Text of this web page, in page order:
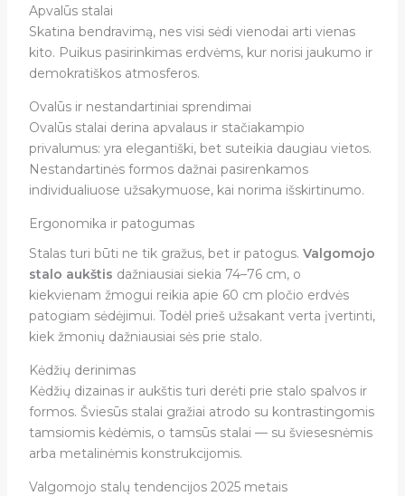
Apvalūs stalai
Skatina bendravimą, nes visi sėdi vienodai arti vienas
kito. Puikus pasirinkimas erdvėms, kur norisi jaukumo ir
demokratiškos atmosferos.
Ovalūs ir nestandartiniai sprendimai
Ovalūs stalai derina apvalaus ir stačiakampio
privalumus: yra elegantiški, bet suteikia daugiau vietos.
Nestandartinės formos dažnai pasirenkamos
individualiuose užsakymuose, kai norima išskirtinumo.
Ergonomika ir patogumas
Stalas turi būti ne tik gražus, bet ir patogus. Valgomojo
stalo aukštis dažniausiai siekia 74–76 cm, o
kiekvienam žmogui reikia apie 60 cm pločio erdvės
patogiam sėdėjimui. Todėl prieš užsakant verta įvertinti,
kiek žmonių dažniausiai sės prie stalo.
Kėdžių derinimas
Kėdžių dizainas ir aukštis turi derėti prie stalo spalvos ir
formos. Šviesūs stalai gražiai atrodo su kontrastingomis
tamsiomis kėdėmis, o tamsūs stalai — su šviesesnėmis
arba metalinėmis konstrukcijomis.
Valgomojo stalų tendencijos 2025 metais